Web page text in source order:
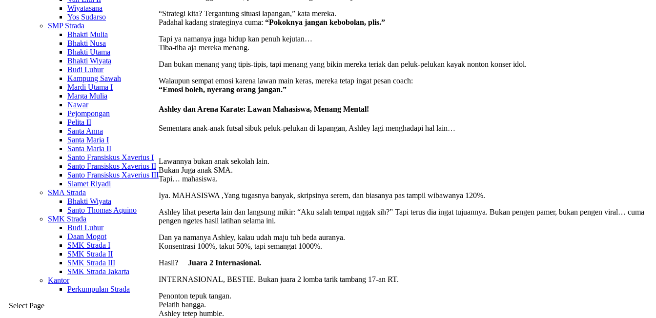
Wiyatasana
Yos Sudarso
SMP Strada
Bhakti Mulia
Bhakti Nusa
Bhakti Utama
Bhakti Wiyata
Budi Luhur
Kampung Sawah
Mardi Utama I
Marga Mulia
Nawar
Pejompongan
Pelita II
Santa Anna
Santa Maria I
Santa Maria II
Santo Fransiskus Xaverius I
Santo Fransiskus Xaverius II
Santo Fransiskus Xaverius III
Slamet Riyadi
SMA Strada
Bhakti Wiyata
Santo Thomas Aquino
SMK Strada
Budi Luhur
Daan Mogot
SMK Strada I
SMK Strada II
SMK Strada III
SMK Strada Jakarta
Kantor
Perkumpulan Strada
Select Page
“Strategi kita? Tergantung situasi lapangan,” kata mereka.
Padahal kadang strateginya cuma: “Pokoknya jangan kebobolan, plis.”
Tapi ya namanya juga hidup kan penuh kejutan…
Tiba-tiba aja mereka menang.
Dan bukan menang yang tipis-tipis, tapi menang yang bikin mereka teriak dan peluk-pelukan kayak nonton konser idol.
Walaupun sempat emosi karena lawan main keras, mereka tetap ingat pesan coach:
“Emosi boleh, nyerang orang jangan.”
Ashley dan Arena Karate: Lawan Mahasiswa, Menang Mental!
Sementara anak-anak futsal sibuk peluk-pelukan di lapangan, Ashley lagi menghadapi hal lain…
Lawannya bukan anak sekolah lain.
Bukan Juga anak SMA.
Tapi… mahasiswa.
Iya. MAHASISWA ,Yang tugasnya banyak, skripsinya serem, dan biasanya pas tampil wibawanya 120%.
Ashley lihat peserta lain dan langsung mikir: “Aku salah tempat nggak sih?” Tapi terus dia ingat tujuannya. Bukan pengen pamer, bukan pengen viral… cuma
pengen ngetes hasil latihan selama ini.
Dan ya namanya Ashley, kalau udah maju tuh beda auranya.
Konsentrasi 100%, takut 50%, tapi semangat 1000%.
Hasil? Juara 2 Internasional.
INTERNASIONAL, BESTIE. Bukan juara 2 lomba tarik tambang 17-an RT.
Penonton tepuk tangan.
Pelatih bangga.
Ashley tetep humble.